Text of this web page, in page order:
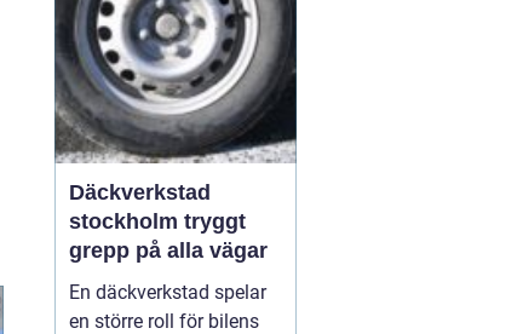
Däckverkstad
stockholm tryggt
grepp på alla vägar
En däckverkstad spelar
en större roll för bilens